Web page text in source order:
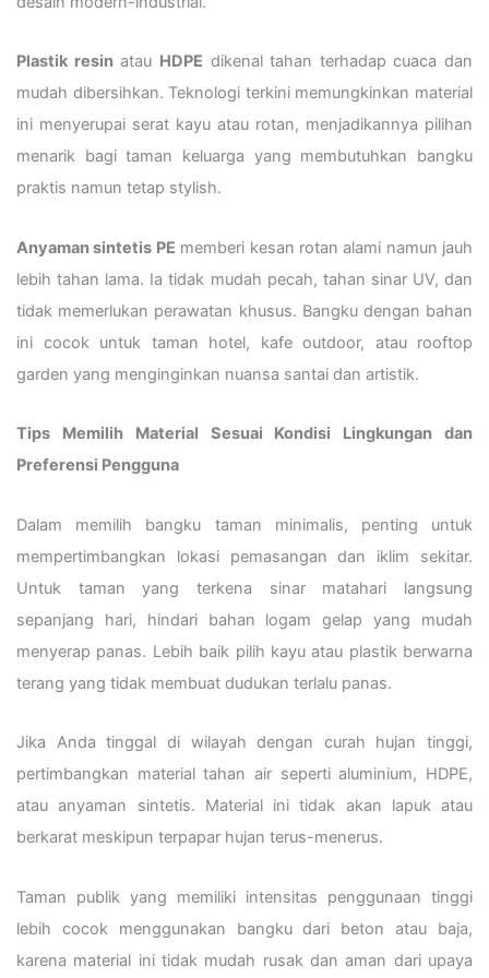
Plastik resinatau HDPE dikenal tahan terhadap cuaca dan
mudah dibersihkan. Teknologi terkini memungkinkan material
ini menyerupai serat kayu atau rotan, menjadikannya pilihan
menarik bagi taman keluarga yang membutuhkan bangku
praktis namun tetap stylish.
Anyaman sintetis PE memberi kesan rotan alami namun jauh
lebih tahan lama. Ia tidak mudah pecah, tahan sinar UV, dan
tidak memerlukan perawatan khusus. Bangku dengan bahan
ini cocok untuk taman hotel, kafe outdoor, atau rooftop
garden yang menginginkan nuansa santai dan artistik.
Tips Memilih Material Sesuai Kondisi Lingkungan dan
Preferensi Pengguna
Dalam memilih bangku taman minimalis, penting untuk
mempertimbangkan lokasi pemasangan dan iklim sekitar.
Untuk taman yang terkena sinar matahari langsung
sepanjang hari, hindari bahan logam gelap yang mudah
menyerap panas. Lebih baik pilih kayu atau plastik berwarna
terang yang tidak membuat dudukan terlalu panas.
Jika Anda tinggal di wilayah dengan curah hujan tinggi,
pertimbangkan material tahan air seperti aluminium, HDPE,
atau anyaman sintetis. Material ini tidak akan lapuk atau
berkarat meskipun terpapar hujan terus-menerus.
Taman publik yang memiliki intensitas penggunaan tinggi
lebih cocok menggunakan bangku dari beton atau baja,
karena material ini tidak mudah rusak dan aman dari upaya